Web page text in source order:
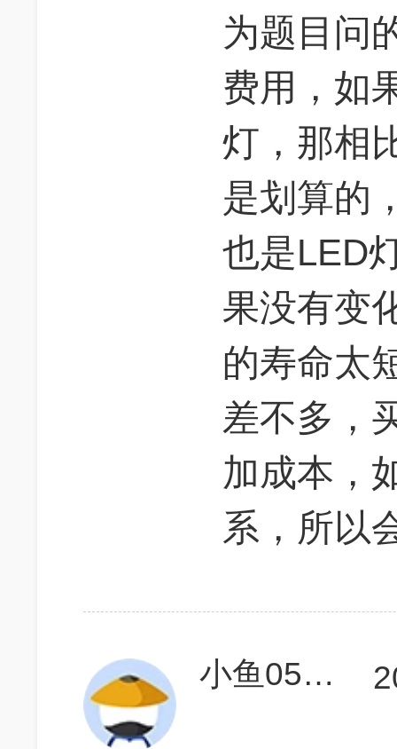
为题目问
费用，如
灯，那相
是划算的
也是LED
果没有变
的寿命太
差不多，
加成本，
系，所以
小鱼0518